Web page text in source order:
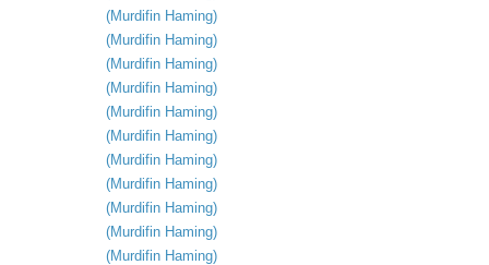
(Murdifin Haming)
(Murdifin Haming)
(Murdifin Haming)
(Murdifin Haming)
(Murdifin Haming)
(Murdifin Haming)
(Murdifin Haming)
(Murdifin Haming)
(Murdifin Haming)
(Murdifin Haming)
(Murdifin Haming)